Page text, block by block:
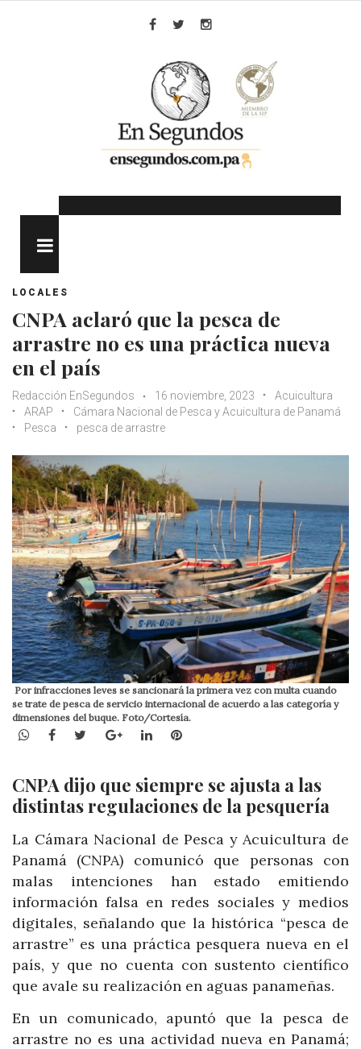
LOCALES
CNPA aclaró que la pesca de
arrastre no es una práctica nueva
en el país
Redacción EnSegundos 16 noviembre, 2023
Acuicultura
ARAP
Cámara Nacional de Pesca y Acuicultura de Panamá
Pesca
pesca de arrastre
Por infracciones leves se sancionará la primera vez con multa cuando
se trate de pesca de servicio internacional de acuerdo a las categoría y
dimensiones del buque. Foto/Cortesía.
WhatsApp
Facebook
TwitterGoogle+LinkedInPinterest
CNPA dijo que siempre se ajusta a las
distintas regulaciones de la pesquería
La Cámara Nacional de Pesca y Acuicultura de
Panamá (CNPA) comunicó que personas con
malas intenciones han estado emitiendo
información falsa en redes sociales y medios
digitales, señalando que la histórica “pesca de
arrastre” es una práctica pesquera nueva en el
país, y que no cuenta con sustento científico
que avale su realización en aguas panameñas.
En un comunicado, apuntó que la pesca de
arrastre no es una actividad nueva en Panamá;